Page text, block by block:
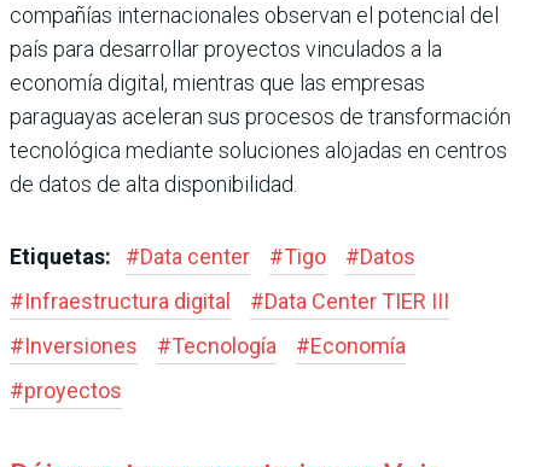
compañías internacionales observan el potencial del
país para desarrollar proyectos vinculados a la
economía digital, mientras que las empresas
paraguayas aceleran sus procesos de transformación
tecnológica mediante soluciones alojadas en centros
de datos de alta disponibilidad.
Etiquetas: #Data center #Tigo #Datos
#Infraestructura digital #Data Center TIER III
#Inversiones #Tecnología #Economía
#proyectos